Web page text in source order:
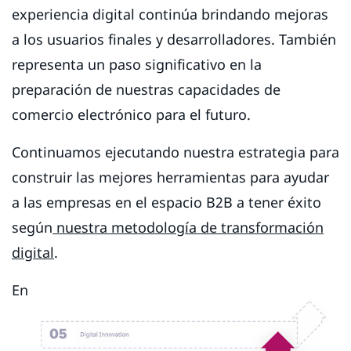
experiencia digital continúa brindando mejoras
a los usuarios finales y desarrolladores. También
representa un paso significativo en la
preparación de nuestras capacidades de
comercio electrónico para el futuro.
Continuamos ejecutando nuestra estrategia para
construir las mejores herramientas para ayudar
a las empresas en el espacio B2B a tener éxito
según nuestra metodología de transformación
digital.
En